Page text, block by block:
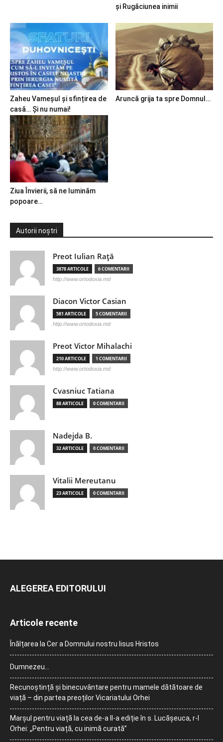
și Rugăciunea inimii
Zaheu Vameșul și sfințirea de
casă… Și nu numai!
Aruncă grija ta spre Domnul…
Ziua Învierii, să ne luminăm
popoare…
Autorii noștri
Preot Iulian Raţă
3878 ARTICOLE 6 COMENTARII
http://www.ortodoxia.md
Diacon Victor Casian
581 ARTICOLE 5 COMENTARII
http://www.ortodoxia.md
Preot Victor Mihalachi
210 ARTICOLE 1 COMENTARII
http://www.ortodoxia.md
Cvasniuc Tatiana
88 ARTICOLE 0 COMENTARII
Nadejda B.
32 ARTICOLE 0 COMENTARII
Vitalii Mereutanu
23 ARTICOLE 0 COMENTARII
ALEGEREA EDITORULUI
Articole recente
Înălțarea la Cer a Domnului nostru Iisus Hristos
Dumnezeu…
Recunoștință și binecuvântare pentru mamele dătătoare de
viață – din partea preoților Vicariatului Orhei
Marșul pentru viață la cea de-a II-a ediție în s. Lucășeuca, r-l
Orhei: „Pentru viață, cu inimă curată”